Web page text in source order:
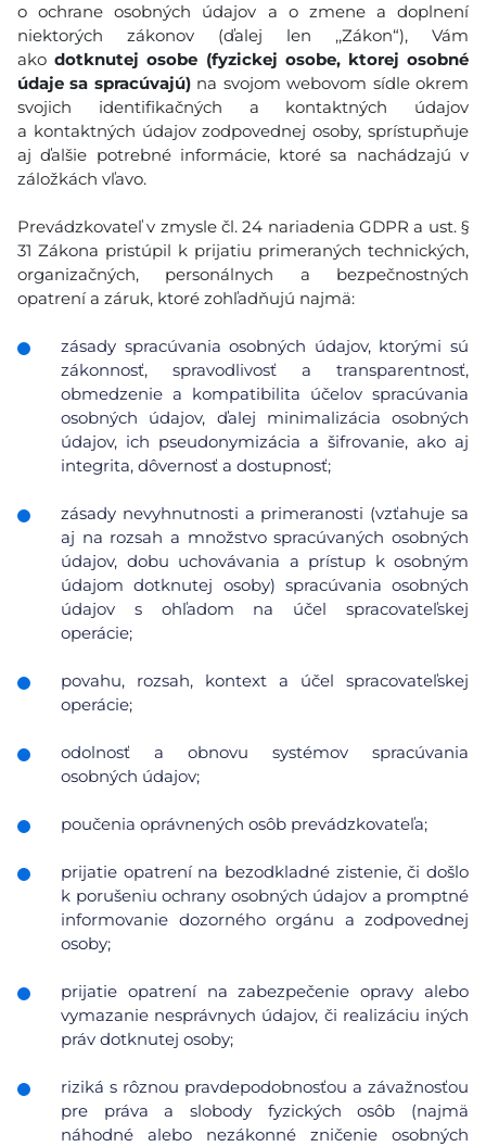
o ochrane osobných údajov a o zmene a doplnení
niektorých zákonov (ďalej len ,,Zákon“), Vám
akodotknutej osobe (fyzickej osobe, ktorej osobné
údaje sa spracúvajú)na svojom webovom sídle okrem
svojich identifikačných a kontaktných údajov
a kontaktných údajov zodpovednej osoby, sprístupňuje
aj ďalšie potrebné informácie, ktoré sa nachádzajú v
záložkách vľavo.
Prevádzkovateľ v zmysle čl. 24 nariadenia GDPR a ust. §
31 Zákona pristúpil k prijatiu primeraných technických,
organizačných, personálnych a bezpečnostných
opatrení a záruk, ktoré zohľadňujú najmä:
zásady spracúvania osobných údajov, ktorými sú
zákonnosť, spravodlivosť a transparentnosť,
obmedzenie a kompatibilita účelov spracúvania
osobných údajov, ďalej minimalizácia osobných
údajov, ich pseudonymizácia a šifrovanie, ako aj
integrita, dôvernosť a dostupnosť;
zásady nevyhnutnosti a primeranosti (vzťahuje sa
aj na rozsah a množstvo spracúvaných osobných
údajov, dobu uchovávania a prístup k osobným
údajom dotknutej osoby) spracúvania osobných
údajov s ohľadom na účel spracovateľskej
operácie;
povahu, rozsah, kontext a účel spracovateľskej
operácie;
odolnosť a obnovu systémov spracúvania
osobných údajov;
poučenia oprávnených osôb prevádzkovateľa;
prijatie opatrení na bezodkladné zistenie, či došlo
k porušeniu ochrany osobných údajov a promptné
informovanie dozorného orgánu a zodpovednej
osoby;
prijatie opatrení na zabezpečenie opravy alebo
vymazanie nesprávnych údajov, či realizáciu iných
práv dotknutej osoby;
riziká s rôznou pravdepodobnosťou a závažnosťou
pre práva a slobody fyzických osôb (najmä
náhodné alebo nezákonné zničenie osobných